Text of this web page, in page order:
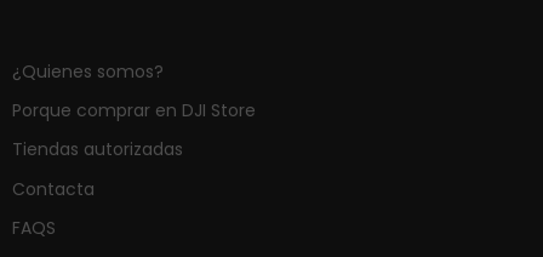
¿Quienes somos?
Porque comprar en DJI Store
Tiendas autorizadas
Contacta
FAQS